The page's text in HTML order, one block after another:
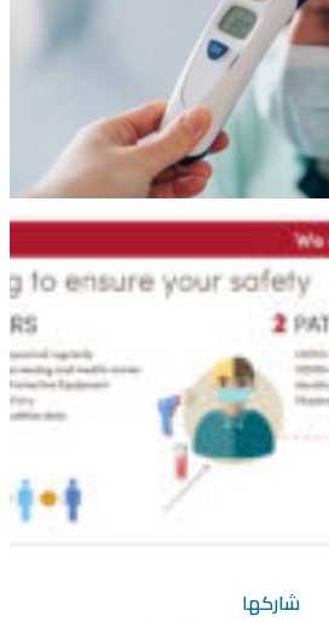
شاركها